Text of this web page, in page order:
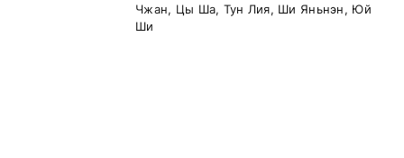
Чжан, Цы Ша, Тун Лия, Ши Яньнэн, Юй
Ши